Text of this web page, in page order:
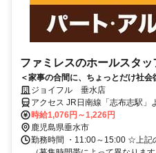
ファミレスのホールスタッ
＜家事の合間に、ちょっとだけ社
☆「扶養内」のシフト相談可♪履歴書
ジョイフル 垂水店
アクセス JR日南線「志布志駅」
時給1,076円～1,226円
鹿児島県垂水市
勤務時間 ・11:00～15:00 ☆上記